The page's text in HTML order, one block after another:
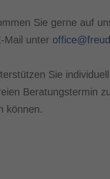
Sie gerne auf
Mail unter
Sie
Beratungstermin
können.